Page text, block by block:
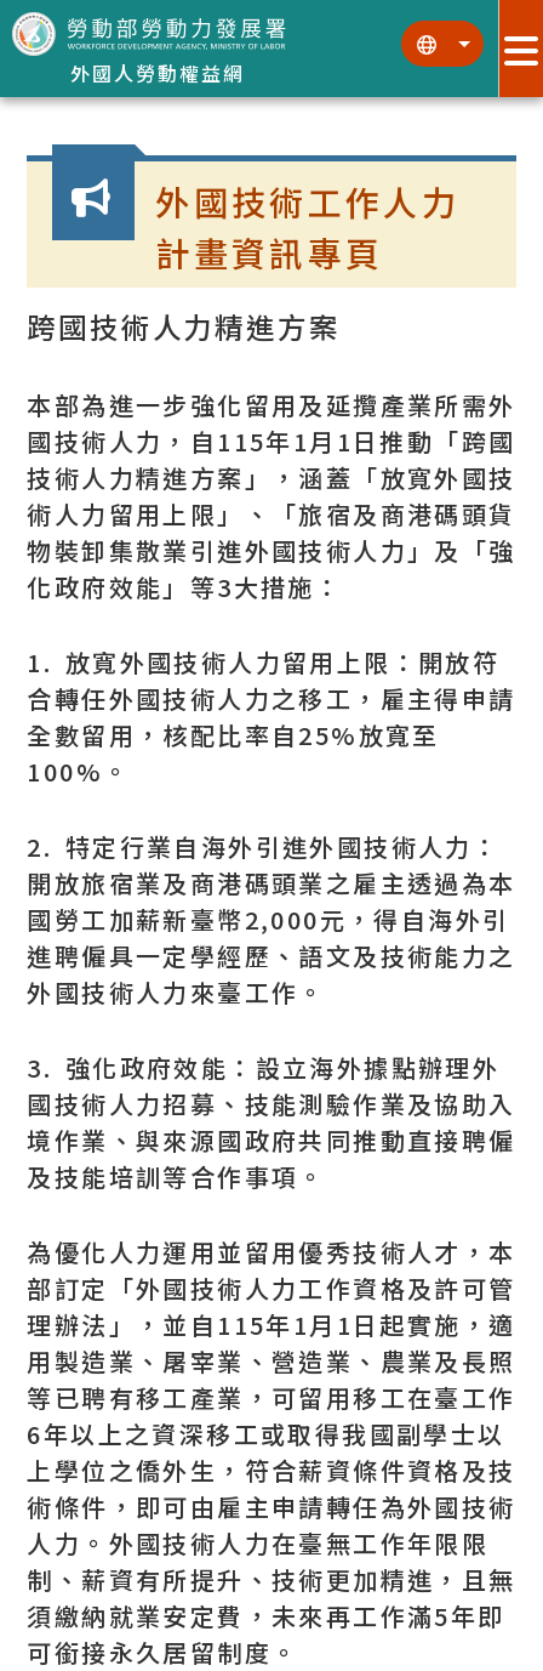
跳到主要內容區塊
外國人勞動權益網
::: :::
:::
外國技術工作人力
計畫資訊專頁
跨國技術人力精進方案
本部為進一步強化留用及延攬產業所需外
國技術人力，自115年1月1日推動「跨國
技術人力精進方案」，涵蓋「放寬外國技
術人力留用上限」、「旅宿及商港碼頭貨
物裝卸集散業引進外國技術人力」及「強
化政府效能」等3大措施：
1. 放寬外國技術人力留用上限：開放符
合轉任外國技術人力之移工，雇主得申請
全數留用，核配比率自25%放寬至
100%。
2. 特定行業自海外引進外國技術人力：
開放旅宿業及商港碼頭業之雇主透過為本
國勞工加薪新臺幣2,000元，得自海外引
進聘僱具一定學經歷、語文及技術能力之
外國技術人力來臺工作。
3. 強化政府效能：設立海外據點辦理外
國技術人力招募、技能測驗作業及協助入
境作業、與來源國政府共同推動直接聘僱
及技能培訓等合作事項。
為優化人力運用並留用優秀技術人才，本
部訂定「外國技術人力工作資格及許可管
理辦法」，並自115年1月1日起實施，適
用製造業、屠宰業、營造業、農業及長照
等已聘有移工產業，可留用移工在臺工作
6年以上之資深移工或取得我國副學士以
上學位之僑外生，符合薪資條件資格及技
術條件，即可由雇主申請轉任為外國技術
人力。外國技術人力在臺無工作年限限
制、薪資有所提升、技術更加精進，且無
須繳納就業安定費，未來再工作滿5年即
可銜接永久居留制度。